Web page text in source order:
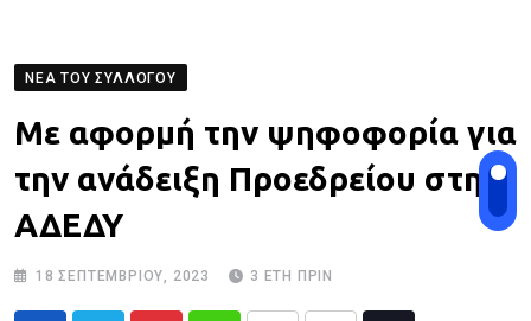
ΝΈΑ ΤΟΥ ΣΥΛΛΌΓΟΥ
Με αφορμή την ψηφοφορία για
την ανάδειξη Προεδρείου στην
ΑΔΕΔΥ
18 ΣΕΠΤΕΜΒΡΊΟΥ, 2023 3 ΈΤΗ ΠΡΙΝ